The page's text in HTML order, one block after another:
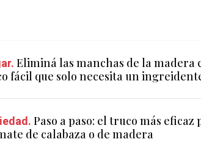
Eliminá las manchas de la madera
fácil que solo necesita un
Paso a paso: el truco más
de calabaza o de madera